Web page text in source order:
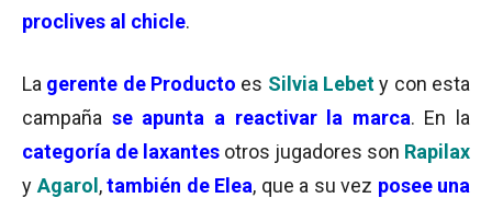
proclives al chicle.
La gerente de Producto es Silvia Lebety con esta
campaña se apunta a reactivar la marca. En la
categoría de laxantes otros jugadores son Rapilax
y Agarol ,también de Elea, que a su vez posee una